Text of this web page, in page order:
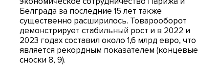
Белграда за последние 15 лет также
существенно расширилось. Товарооборот
демонстрирует стабильный рост и в 2022 и
2023 годах составил около 1,6 млрд евро, что
является рекордным показателем (концевые
сноски 8, 9).